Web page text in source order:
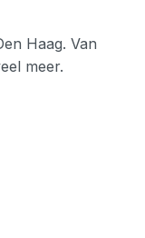
Haag. Van
meer.